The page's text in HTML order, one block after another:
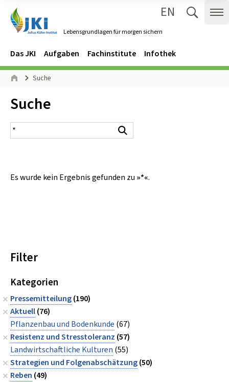
Lebensgrundlagen für morgen sichern
EN
Navigation
Hauptmenü
Das JKI Aufgaben Fachinstitute Infothek
Seitenpfad
Suche
Inhalt:
Suche
Suchergebnis
Es wurde kein Ergebnis gefunden zu »*«.
Filter
Kategorien
Pressemitteilung(190)
Aktuell(76)
Pflanzenbau und Bodenkunde (67)
Resistenz und Stresstoleranz (57)
Landwirtschaftliche Kulturen (55)
Strategien und Folgenabschätzung(50)
Reben (49)